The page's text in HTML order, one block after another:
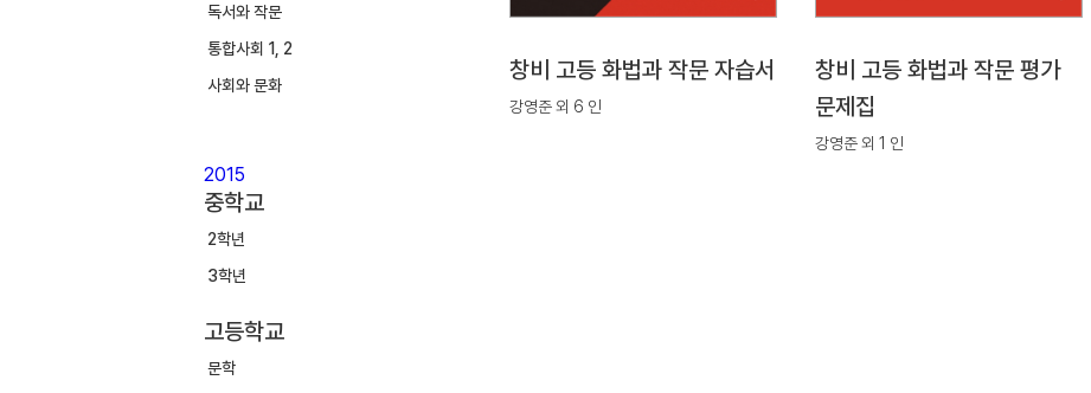
독서와 작문
통합사회 1, 2
사회와 문화
2015
중학교
2학년
3학년
고등학교
문학
창비 고등 화법과 작문 자습서
강영준 외 6 인
창비 고등 화법과 작문 평가
문제집
강영준 외 1 인